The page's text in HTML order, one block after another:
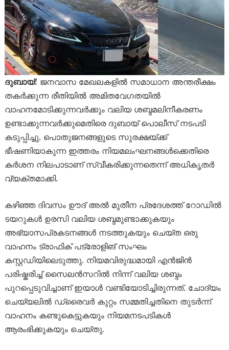
ദുബായ്: ജനവാസ മേഖലകളിൽ സമാധാന അന്തരീക്ഷം
തകർക്കുന്ന രീതിയിൽ അമിതവേഗതയിൽ
വാഹനമോടിക്കുന്നവർക്കും വലിയ ശബ്ദമലിനീകരണം
ഉണ്ടാക്കുന്നവർക്കുമെതിരെ ദുബായ് പൊലീസ് നടപടി
കടുപ്പിച്ചു. പൊതുജനങ്ങളുടെ സുരക്ഷയ്ക്ക്
ഭീഷണിയാകുന്ന ഇത്തരം നിയമലംഘനങ്ങൾക്കെതിരെ
കർശന നിലപാടാണ് സ്വീകരിക്കുന്നതെന്ന് അധികൃതർ
വ്യക്തമാക്കി.
കഴിഞ്ഞ ദിവസം ഊദ് അൽ മുതീന പ്രദേശത്ത് റോഡിൽ
ടയറുകൾ ഉരസി വലിയ ശബ്ദമുണ്ടാക്കുകയും
അഭ്യാസപ്രകടനങ്ങൾ നടത്തുകയും ചെയ്ത ഒരു
വാഹനം ട്രാഫിക് പട്രോളിങ് സംഘം
കസ്റ്റഡിയിലെടുത്തു. നിയമവിരുദ്ധമായി എൻജിൻ
പരിഷ്കരിച്ച് സൈലൻസറിൽ നിന്ന് വലിയ ശബ്ദം
പുറപ്പെടുവിച്ചാണ് ഇയാൾ വണ്ടിയോടിച്ചിരുന്നത്. ചോദ്യം
ചെയ്യലിൽ ഡ്രൈവർ കുറ്റം സമ്മതിച്ചതിനെ തുടർന്ന്
വാഹനം കണ്ടുകെട്ടുകയും നിയമനടപടികൾ
ആരംഭിക്കുകയും ചെയ്തു.